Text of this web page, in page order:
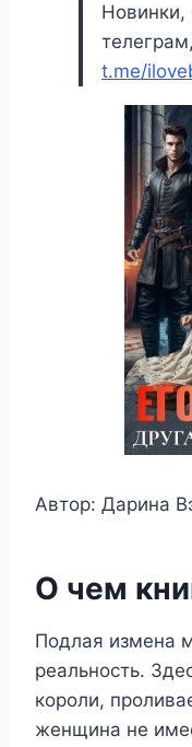
Новинки,
t.me/
Автор: Дарина
О чем
Подлая измена
реальность.
короли,
женщина не